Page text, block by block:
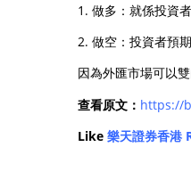
1. 做多：就係投資
2. 做空：投資者預
因為外匯市場可以
查看原文： https://
Like 樂天證券香港